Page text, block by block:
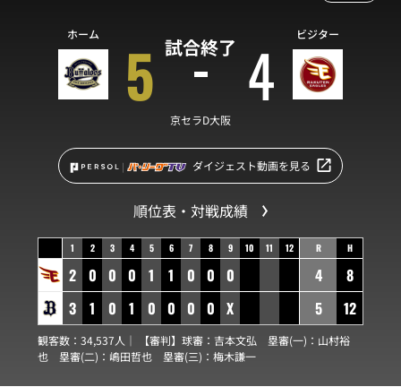
試合終了
ホーム 5 4 ビジター
京セラD大阪
ダイジェスト動画を見る
順位表・対戦成績
1 2 3 4 5 6 7 8 9 10 11 12
2 0 0 0 1 1 0 0 0
3
1 0 1 0 0 0 0 X
R H
4
8
5
12
観客数：34,537人｜ 【審判】球審： 吉本文弘 塁審(一)： 山村裕
也 塁審(二)： 嶋田哲也 塁審(三)： 梅木謙一